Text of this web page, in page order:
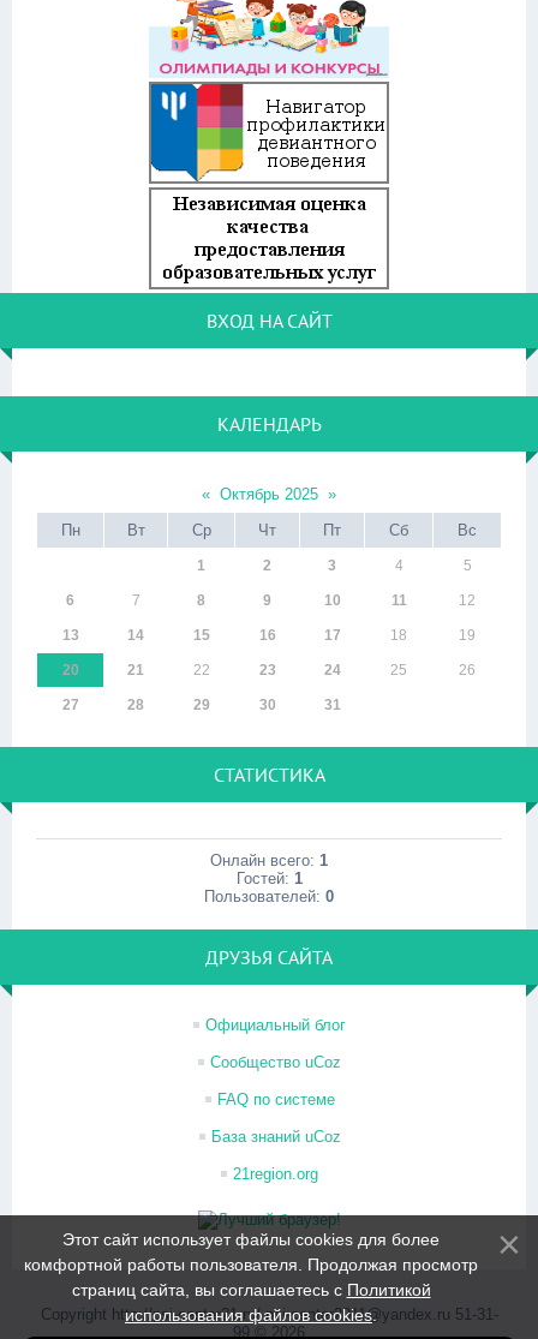
ВХОД НА САЙТ
КАЛЕНДАРЬ
« Октябрь 2025 »
Пн
Вт Ср Чт Пт Сб Вс
1 2 3 4 5
6 7 8 9 10 11 12
13 14 15 16 17 18 19
20 21 22 23 24 25 26
27 28 29 30 31
СТАТИСТИКА
Онлайн всего: 1
Гостей: 1
Пользователей: 0
ДРУЗЬЯ САЙТА
Официальный блог
Сообщество uCoz
FAQ по системе
База знаний uCoz
21region.org
Copyright http://psi-center21.ru/ psi-center2011@yandex.ru 51-31-
99 © 2026
Этот сайт использует файлы cookies для более
комфортной работы пользователя. Продолжая просмотр
страниц сайта, вы соглашаетесь с Политикой
использования файлов cookies.